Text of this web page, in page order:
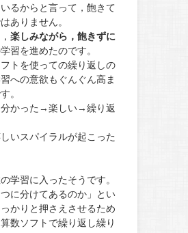
るからと言って，飽きて
ありません。
楽しみながら，飽きずに
習を進めたのです。
トを使っての繰り返しの
への意欲もぐんぐん高ま
。
かった→楽しい→繰り返
いスパイラルが起こった
学習に入ったそうです。
つに分けてあるのか」とい
かりと押さえさせるため
数ソフトで繰り返し繰り